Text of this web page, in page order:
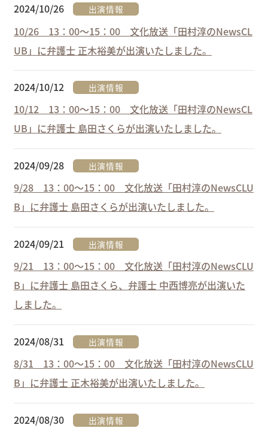
2024/10/26 出演情報
10/26 13：00～15：00 文化放送「田村淳のNewsCL
UB」に弁護士 正木裕美が出演いたしました。
2024/10/12 出演情報
10/12 13：00～15：00 文化放送「田村淳のNewsCL
UB」に弁護士 島田さくらが出演いたしました。
2024/09/28 出演情報
9/28 13：00～15：00 文化放送「田村淳のNewsCLU
B」に弁護士 島田さくらが出演いたしました。
2024/09/21 出演情報
9/21 13：00～15：00 文化放送「田村淳のNewsCLU
B」に弁護士 島田さくら、弁護士 中西博亮が出演いた
しました。
2024/08/31 出演情報
8/31 13：00～15：00 文化放送「田村淳のNewsCLU
B」に弁護士 正木裕美が出演いたしました。
2024/08/30 出演情報